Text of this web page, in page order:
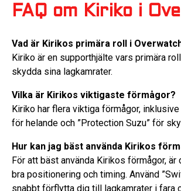
FAQ om Kiriko i
Vad är Kirikos primära roll i
Kiriko är en supporthjälte vars primära
skydda sina lagkamrater.
Vilka är Kirikos viktigaste förmågor?
Kiriko har flera viktiga förmågor, inklusive
för helande och ”Protection Suzu” för
Hur kan jag bäst använda Kirikos
För att bäst använda Kirikos förmågor,
bra positionering och timing. Använd
snabbt förflytta dig till lagkamrater i fara